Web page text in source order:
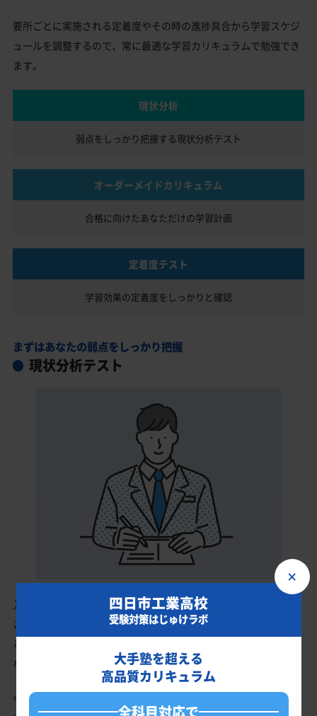
要所ごとに実施される定着度やその時の進捗具合から学習スケジ
ュールを調整するので、常に最適な学習カリキュラムで勉強でき
ます。
現状分析
弱点をしっかり把握する現状分析テスト
オーダーメイドカリキュラム
合格に向けたあなただけの学習計画
定着度テスト
学習効果の定着度を しっかりと確認
まずはあなたの弱点をしっかり把握
現状分析テスト
入会時に現状分析テストを受けていただきます。
このテスト結果のデータをもとに、四日市工業高校を志望してい
るあなたに英語・数学・国語・理科・社会の最適なカリキュラム
を作成します。
今の成績・偏差値から四日市工業高校の入試で確実に合格最低点
×
四日市工業高校
受験対策はじゅけラボ
大手塾を超える
高品質カリキュラム
全科目対応で